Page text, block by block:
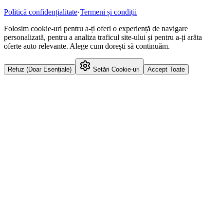
Politică confidențialitate·Termeni și condiții
Folosim cookie-uri pentru a-ți oferi o experiență de navigare
personalizată, pentru a analiza traficul site-ului și pentru a-ți arăta
oferte auto relevante. Alege cum dorești să continuăm.
Refuz (Doar Esențiale) Setări Cookie-uri Accept Toate